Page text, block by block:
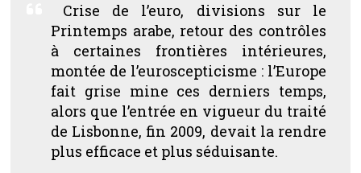
Crise de l’euro, divisions sur le
Printemps arabe, retour des contrôles
à certaines frontières intérieures,
montée de l’euroscepticisme : l’Europe
fait grise mine ces derniers temps,
alors que l’entrée en vigueur du traité
de Lisbonne, fin 2009, devait la rendre
plus efficace et plus séduisante.